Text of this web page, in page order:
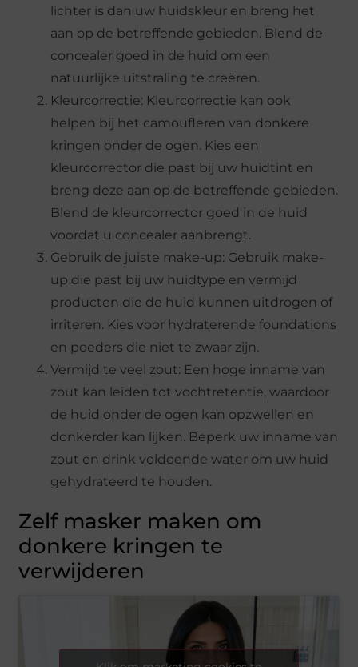
lichter is dan uw huidskleur en breng het
aan op de betreffende gebieden. Blend de
concealer goed in de huid om een
natuurlijke uitstraling te creëren.
Kleurcorrectie: Kleurcorrectie kan ook
helpen bij het camoufleren van donkere
kringen onder de ogen. Kies een
kleurcorrector die past bij uw huidtint en
breng deze aan op de betreffende gebieden.
Blend de kleurcorrector goed in de huid
voordat u concealer aanbrengt.
Gebruik de juiste make-up: Gebruik make-
up die past bij uw huidtype en vermijd
producten die de huid kunnen uitdrogen of
irriteren. Kies voor hydraterende foundations
en poeders die niet te zwaar zijn.
Vermijd te veel zout: Een hoge inname van
zout kan leiden tot vochtretentie, waardoor
de huid onder de ogen kan opzwellen en
donkerder kan lijken. Beperk uw inname van
zout en drink voldoende water om uw huid
gehydrateerd te houden.
Zelf masker maken om
donkere kringen te
verwijderen